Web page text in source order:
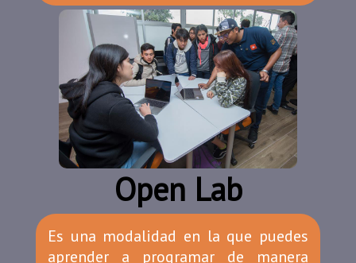
Open Lab
Es una modalidad en la que puedes
aprender a programar de manera